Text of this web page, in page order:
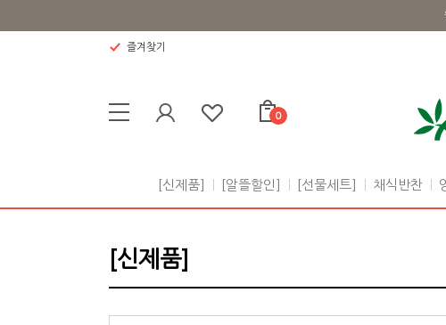
즐겨찾기
0
[신제품] [알뜰할인] [선물세트] 채식반찬
[신제품]